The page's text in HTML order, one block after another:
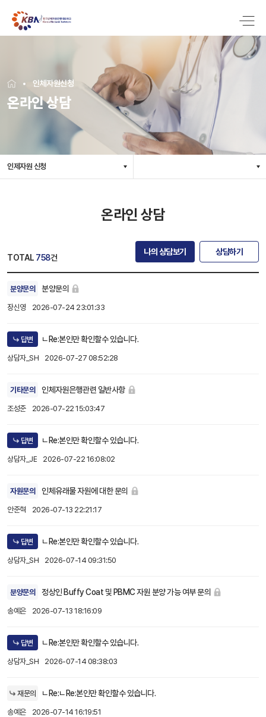
인체자원신청
온라인 상담
인제자원 신청
온라인 상담
TOTAL 758건
나의 상담보기 상담하기
분양문의 분양문의
장신영 2026-07-24 23:01:33
답변 ㄴRe:본인만 확인할수 있습니다.
상담자_SH 2026-07-27 08:52:28
기타문의 인체자원은행관련 일반사항
조성준 2026-07-22 15:03:47
답변 ㄴRe:본인만 확인할수 있습니다.
상담자_JE 2026-07-22 16:08:02
자원문의 인체유래물 자원에 대한 문의
안준혁 2026-07-13 22:21:17
답변 ㄴRe:본인만 확인할수 있습니다.
상담자_SH 2026-07-14 09:31:50
분양문의 정상인 Buffy Coat 및 PBMC 자원 분양 가능 여부 문의
송예은 2026-07-13 18:16:09
답변 ㄴRe:본인만 확인할수 있습니다.
상담자_SH 2026-07-14 08:38:03
재문의 ㄴRe:ㄴRe:본인만 확인할수 있습니다.
송예은 2026-07-14 16:19:51